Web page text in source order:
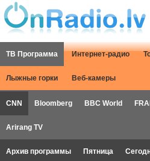
ТВ Программа Интернет-радио
Лыжные горки Веб-камеры
CNN Bloomberg BBC World
Arirang TV
Архив программы Пятница